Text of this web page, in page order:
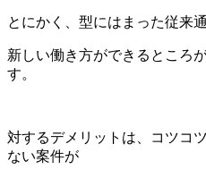
とにかく、型にはまった従来
新しい働き方ができるところ
す。
対するデメリットは、コツコ
ない案件が